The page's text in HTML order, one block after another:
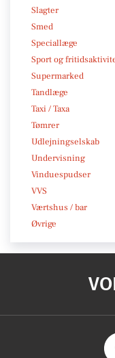
Slagter
Smed
Speciallæge
Sport og
Supermarked
Tandlæge
Taxi / Taxa
Tømrer
Udlejningselskab
Undervisning
Vinduespudser
VVS
Værtshus / bar
Øvrige